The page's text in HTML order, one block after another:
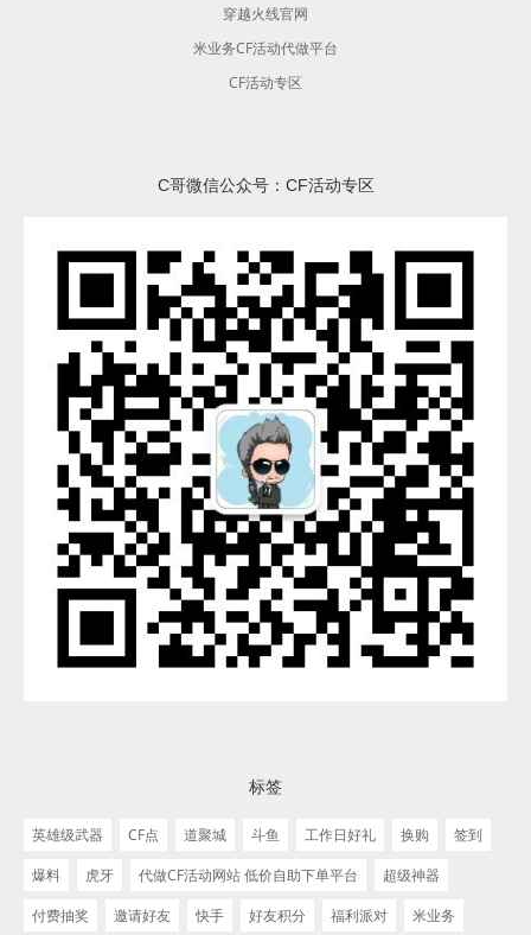
穿越火线官网
米业务CF活动代做平台
CF活动专区
C哥微信公众号：CF活动专区
标签
英雄级武器 CF点 道聚城 斗鱼 工作日好礼 换购
签到
爆料
虎牙 代做CF活动网站 低价自助下单平台
超级神器
付费抽奖
邀请好友 快手 好友积分 福利派对 米业务